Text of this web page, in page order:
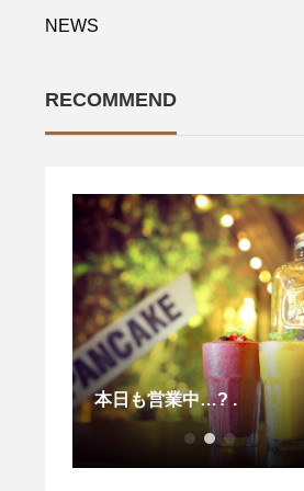
NEWS
RECOMMEND
本日も営業中…? .